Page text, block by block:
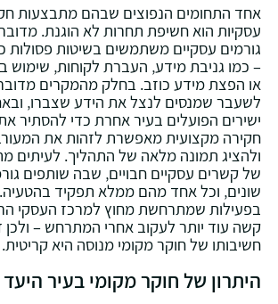
אחד התחומים הנפוצים שבהם מתבצעות
עסקיות הוא חשיפת תחרות לא הוגנת.
גורמים עסקיים משתמשים בשיטות פסולות
– כמו גניבת מידע‚ העברת לקוחות‚ שימוש
או הפצת מידע כוזב. בחלק מהמקרים
לשעבר שמנסים לנצל את הידע שצברו‚
ישירים הפועלים בעיר אחרת כדי להסתיר
חקירה מקצועית מאפשרת לזהות את
ולהציג תמונה מלאה של התהליך.
של קשרים עסקיים חבויים‚ שבה שותפים
שונים‚ וכל אחד מהם ממלא תפקיד
בפעילות שמתרחשת מחוץ למרכז העסקי
קשה עוד יותר לעקוב אחרי המתרחש – ולכן
חשיבותו של חוקר מקומי מנוסה היא קריטית.
היתרון של חוקר מקומי בעיר היעד